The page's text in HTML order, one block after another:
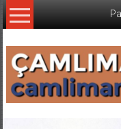
İçeriğe
geç